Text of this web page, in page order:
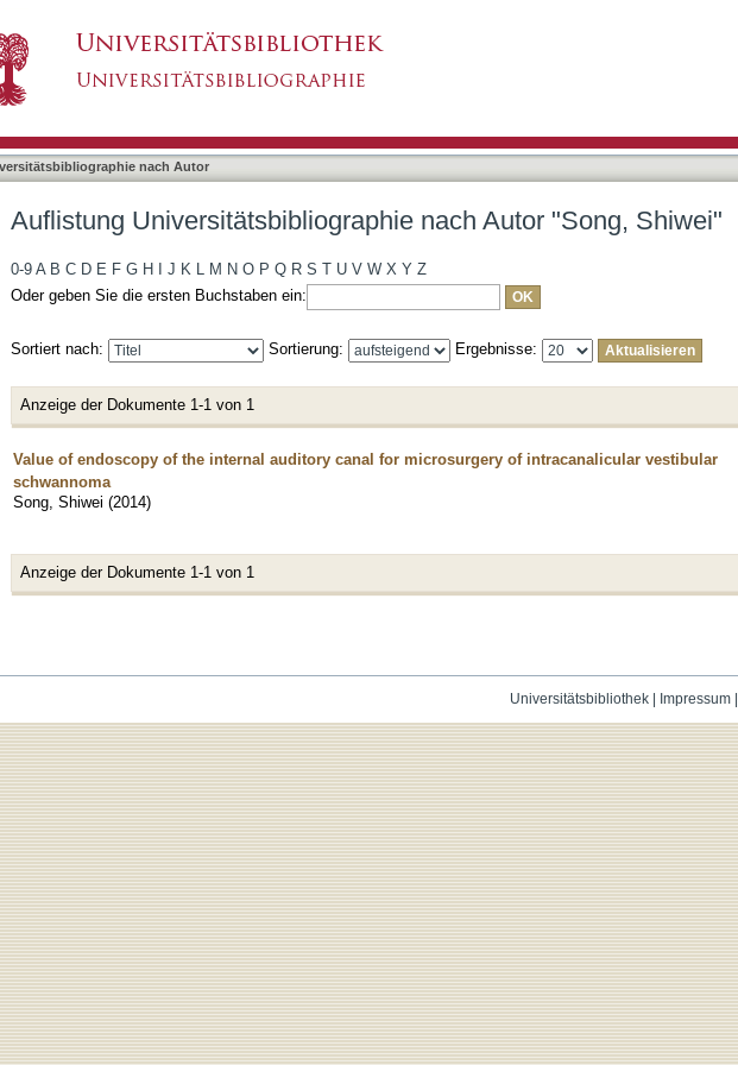
nach Autor
Auflistung Universitätsbibliographie nach Autor "Song, Shiwei"
0-9 A B C D E F G H J K L M N O P Q R S T U V W X Y Z
Oder geben Sie die ersten Buchstaben ein:
Sortiert nach: Sortierung: Ergebnisse:
Anzeige der Dokumente 1-1 von 1
Value of endoscopy of the internal auditory canal for microsurgery of intracanalicular vestibular
schwannoma
Song, Shiwei (2014)
Anzeige der Dokumente 1-1 von 1
Universitätsbibliothek| Impressum|